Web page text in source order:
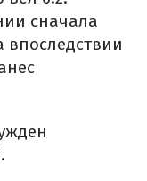
сначала
впоследствии